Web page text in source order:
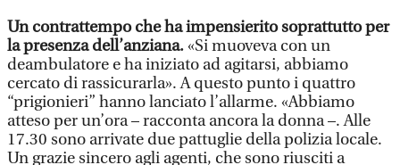
Un contrattempo che ha impensierito soprattutto per
la presenza dell’anziana.«Si muoveva con un
deambulatore e ha iniziato ad agitarsi, abbiamo
cercato di rassicurarla». A questo punto i quattro
“prigionieri” hanno lanciato l’allarme. «Abbiamo
atteso per un’ora – racconta ancora la donna –. Alle
17.30 sono arrivate due pattuglie della polizia locale.
Un grazie sincero agli agenti, che sono riusciti a